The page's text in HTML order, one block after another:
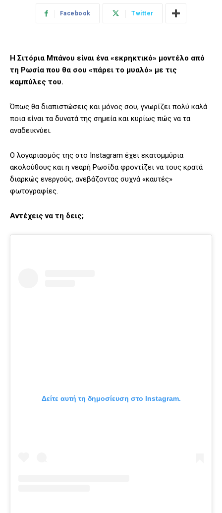
Facebook Twitter
Η Σιτόρια Μπάνου είναι ένα «εκρηκτικό» μοντέλο από
τη Ρωσία που θα σου «πάρει το μυαλό» με τις
καμπύλες του.
Όπως θα διαπιστώσεις και μόνος σου, γνωρίζει πολύ καλά
ποια είναι τα δυνατά της σημεία και κυρίως πώς να τα
αναδεικνύει.
Ο λογαριασμός της στο Instagram έχει εκατομμύρια
ακολούθους και η νεαρή Ρωσίδα φροντίζει να τους κρατά
διαρκώς ενεργούς, ανεβάζοντας συχνά «καυτές»
φωτογραφίες.
Αντέχεις να τη δεις;
Δείτε αυτή τη δημοσίευση στο Instagram.